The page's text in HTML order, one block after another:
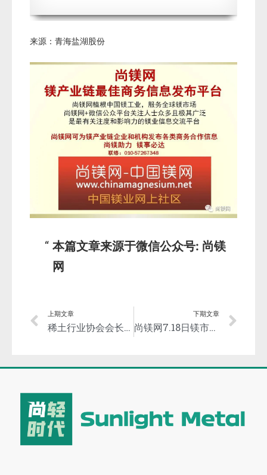
来源：青海盐湖股份
本篇文章来源于微信公众号: 尚镁
网
上期文章
稀土行业协会会长张洪杰院士透露稀土镁合金产业化进展和在航天领域应用成效！
下期文章
尚镁网7.18日镁市场简评：镁市延续向弱